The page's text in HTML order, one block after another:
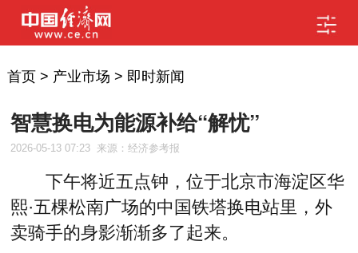
首页> 产业市场 > 即时新闻
智慧换电为能源补给“解忧”
2026-05-13 07:23 来源：经济参考报
下午将近五点钟，位于北京市海淀区华
熙·五棵松南广场的中国铁塔换电站里，外
卖骑手的身影渐渐多了起来。